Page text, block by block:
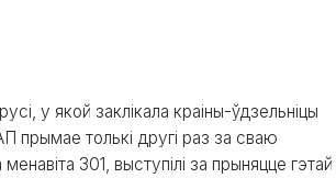
у якой заклікала краіны-ўдзельніцы
прымае толькі другі раз за сваю
301, выступілі за прыняцце гэтай